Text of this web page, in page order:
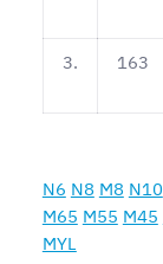
3. 163
N6 N8 M8 N10
M65 M55 M45
MYL